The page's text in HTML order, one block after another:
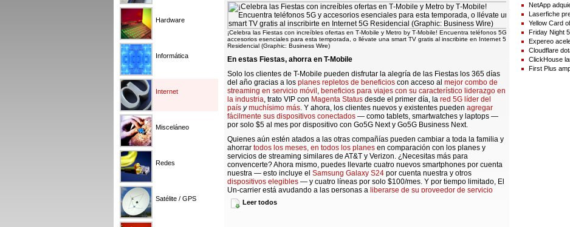
Hardware
Informática
Internet
Misceláneo
Redes
Satélite / GPS
¡Celebra las Fiestas con increíbles ofertas en T‑Mobile y Metro by T‑Mobile! Encuentra teléfonos 5G y
accesorios esenciales para esta temporada, o llévate una smart TV gratis al inscribirte en Internet 5G
Residencial (Graphic: Business Wire)
En estas Fiestas, ahorra en T-Mobile
Solo los clientes de T-Mobile pueden disfrutar la alegría de las Fiestas los 365 días
del año gracias a los planes repletos de beneficios con acceso al mejor combo de
streaming en servicio móvil , beneficios para viajes con su característico liderazgo en
la industria, trato VIP con Magenta Status desde el primer día, la red 5G líder del
país ymuchísimo más. Y ahora, los clientes nuevos y existentes pueden agregar
fácilmente sus dispositivos conectados — como tablets, smartwatches y laptops —
por solo $5 al mes por dispositivo con Go5G Next y Go5G Business Next.
Quienes aún estén atados a las otras compañías pueden cambiar a toda la familia y
ahorrar todos los meses, en todos los planes en comparación con los planes y
servicios de streaming similares de AT&T y Verizon. ¿Necesitas más para
convencerte? Ahora mismo, puedes llevarte cuatro nuevos smartphones por cuenta
nuestra — esto incluye el Samsung Galaxy S24 por cuenta nuestra y otros
dispositivos elegibles — y cuatro líneas por solo $100/mes. Y por tiempo limitado, El
Un-carrier está ayudando a las personas a liberarse de su proveedor de servicio
móvil : solo tienes que traer un teléfono elegible y T-Mobile lo terminará de pagar,
hasta $800. Consulta todas las ofertas disponibles hoy para clientes nuevos y
Leer todos
NetApp
Laserfiche
Yellow Card
Friday Night
Expereo
Cloudflare
ClickHouse
First Plus